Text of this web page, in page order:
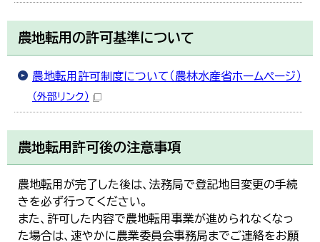
農地転用の許可基準について
農地転用許可制度について（農林水産省ホームページ）
（外部リンク）
農地転用許可後の注意事項
農地転用が完了した後は、法務局で登記地目変更の手続
きを必ず行ってください。
また、許可した内容で農地転用事業が進められなくなっ
た場合は、速やかに農業委員会事務局までご連絡をお願